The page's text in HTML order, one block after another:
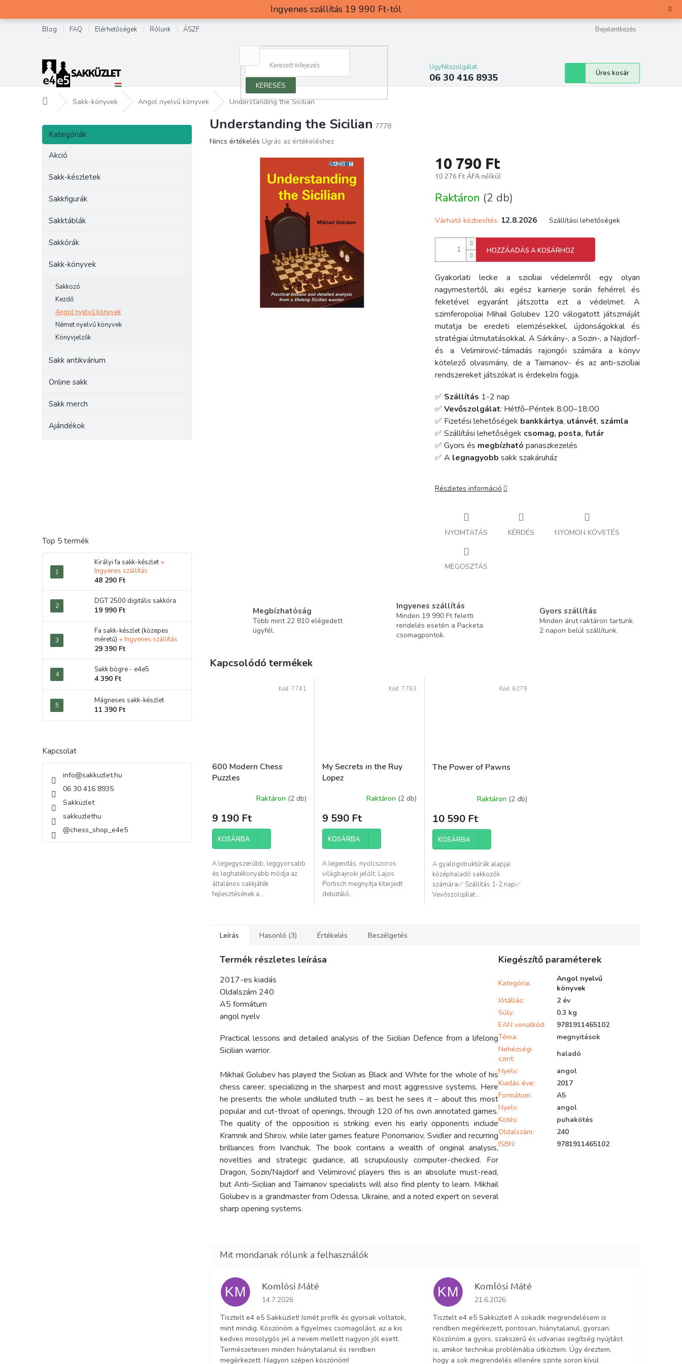
Ingyenes szállítás 19 990 Ft-tól
Blog FAQ Elérhetőségek Rólunk ÁSZF Bejelentkezés
KERESÉS
Ügyfélszolgálat:
06 30 416 8935 Kosár
Üres kosár
KezdőlapSakk-könyvek Angol nyelvű könyvek Understanding the Sicilian
O
d
Kategóriák
átugrása
Kategóriák
Akció
Sakk-készletek
Sakkfigurák
Sakktáblák
Sakkórák
Sakk-könyvek
Sakkozó
Kezdő
Angol nyelvű könyvek
Német nyelvű könyvek
Könyvjelzők
Sakk antikvárium
Online sakk
Sakk merch
Ajándékok
Top 5 termék
Királyi fa sakk-készlet+
Ingyenes szállítás
48 290 Ft
DGT 2500 digitális sakkóra
19 990 Ft
Fa sakk-készlet (közepes
méretű) + Ingyenes szállítás
29 390 Ft
Sakk bögre - e4e5
4 390 Ft
Mágneses sakk-készlet
11 390 Ft
Kapcsolat
info@sakkuzlet.hu
06 30 416 8935
Sakküzlet
sakkuzlethu
@chess_shop_e4e5
Understanding the Sicilian 7778
A
Nincs értékelés Ugrás az értékeléshez
10 790 Ft
10 276 Ft ÁFA nélkül
Raktáron (2 db)
Várható kézbesítés: 12.8.2026 Szállítási lehetőségek
HOZZÁADÁS A KOSÁRHOZ
Gyakorlati lecke a szicíliai védelemről egy olyan
nagymestertől, aki egész karrierje során fehérrel és
feketével egyaránt játszotta ezt a védelmet. A
szimferopoliai Mihail Golubev 120 válogatott játszmáját
mutatja be eredeti elemzésekkel, újdonságokkal és
stratégiai útmutatásokkal. A Sárkány-, a Sozin-, a Najdorf-
és a Velimirović-támadás rajongói számára a könyv
kötelező olvasmány, de a Taimanov- és az anti-szicíliai
rendszereket játszókat is érdekelni fogja.
✅ Szállítás 1-2 nap
✅ Vevőszolgálat: Hétfő–Péntek 8:00–18:00
✅ Fizetési lehetőségek bankkártya, utánvét, számla
✅ Szállítási lehetőségek csomag, posta, futár
✅ Gyors és megbízható panaszkezelés
✅ A legnagyobb sakk szakáruház
Részletes információ
NYOMTATÁS KÉRDÉS NYOMON KÖVETÉS
MEGOSZTÁS
Megbízhatóság
Több mint 22 810 elégedett
ügyfél.
Ingyenes szállítás
Minden 19 990 Ft feletti
rendelés esetén a Packeta
csomagpontok.
Gyors szállítás
Minden árut raktáron tartunk.
2 napon belül szállítunk.
Kapcsolódó termékek
600 Modern Chess
Puzzles
Raktáron (2 db)
9 190 Ft
KOSÁRBA
A legegyszerűbb, leggyorsabb
és leghatékonyabb módja az
általános sakkjáték
fejlesztésének a...
Kód: 7741
My Secrets in the Ruy
Lopez
Raktáron (2 db)
9 590 Ft
KOSÁRBA
A legendás, nyolcszoros
világbajnoki jelölt, Lajos
Portisch megnyitja kiterjedt
debütáló...
Kód: 7763
The Power of Pawns
Raktáron (2 db)
10 590 Ft
KOSÁRBA
A gyalogstruktúrák alapjai
középhaladó sakkozók
számára✅ Szállítás 1-2 nap✅
Vevőszolgálat:...
Kód: 6279
Leírás Hasonló (3) Értékelés Beszélgetés
Termék részletes leírása
2017-es kiadás
Oldalszám 240
A5 formátum
angol nyelv
Practical lessons and detailed analysis of the Sicilian Defence from a lifelong
Sicilian warrior.
Mikhail Golubev has played the Sicilian as Black and White for the whole of his
chess career, specializing in the sharpest and most aggressive systems. Here
he presents the whole undiluted truth – as best he sees it – about this most
popular and cut-throat of openings, through 120 of his own annotated games.
The quality of the opposition is striking: even his early opponents include
Kramnik and Shirov, while later games feature Ponomariov, Svidler and recurring
brilliances from Ivanchuk. The book contains a wealth of original analysis,
novelties and strategic guidance, all scrupulously computer-checked. For
Dragon, Sozin/Najdorf and Velimirović players this is an absolute must-read,
but Anti-Sicilian and Taimanov specialists will also find plenty to learn. Mikhail
Golubev is a grandmaster from Odessa, Ukraine, and a noted expert on several
sharp opening systems.
Kiegészítő paraméterek
Kategória:
Angol nyelvű
könyvek
Jótállás:
2 év
Súly:
0.3 kg
EAN vonalkód:
9781911465102
Téma:
megnyitások
Nehézségi
szint:
haladó
Nyelv:
angol
Kiadás éve:
2017
Formátum:
A5
Nyelv:
angol
Kötés:
puhakötés
Oldalszám:
240
ISBN: 9781911465102
KM Komlósi Máté
Az áruház értékelése 5-ből 5 csillag.
14.7.2026
Tisztelt e4 e5 Sakküzlet! Ismét profik és gyorsak voltatok,
mint mindig. Köszönöm a figyelmes csomagolást, az a kis
kedves mosolygós jel a nevem mellett nagyon jól esett.
Természetesen minden hiánytalanul és rendben
megérkezett. Nagyon szépen köszönöm!
KM Komlósi Máté
Az áruház értékelése 5-ből 5 csillag.
21.6.2026
Tisztelt e4 e5 Sakküzlet! A sokadik megrendelésem is
rendben megérkezett, pontosan, hiánytalanul, gyorsan.
Köszönöm a gyors, szakszerű és udvarias segítség nyújtást
is, amikor technikai problémába ütköztem. Úgy éreztem,
hogy a sok megrendelés ellenére szinte soron kívül